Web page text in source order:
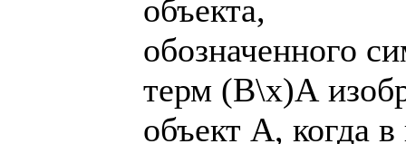
объекта,
обозначенного
терм (В\х)А
объект А, когда в